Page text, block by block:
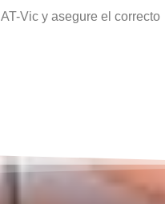
Vic y asegure el correcto